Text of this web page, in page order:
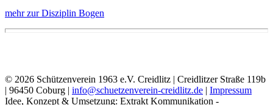
mehr zur Disziplin Bogen
© 2026 Schützenverein 1963 e.V. Creidlitz | Creidlitzer Straße 119b
| 96450 Coburg | info@schuetzenverein-creidlitz.de | Impressum
Idee, Konzept & Umsetzung: Extrakt Kommunikation -